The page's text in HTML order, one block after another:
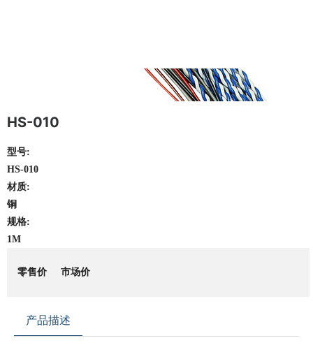
HS-010
型号:
HS-010
材质:
铜
规格:
1M
零售价 市场价
产品描述